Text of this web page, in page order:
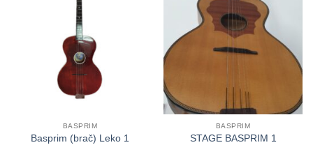
BASPRIM
Basprim (brač) Leko 1
BASPRIM
STAGE BASPRIM 1